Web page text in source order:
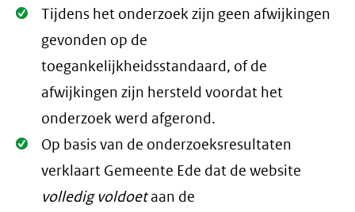
Oké.
Tijdens het onderzoek zijn geen afwijkingen
gevonden op de
toegankelijkheidsstandaard, of de
afwijkingen zijn hersteld voordat het
onderzoek werd afgerond.
Oké.
Op basis van de onderzoeksresultaten
verklaart Gemeente Ede dat de website
volledig voldoetaan de